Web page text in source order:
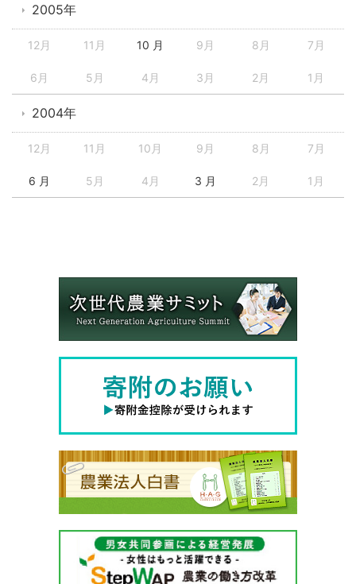
2005年
12月 11月 10 月 9月 8月 7月
6月 5月 4月 3月 2月 1月
2004年
12月 11月 10月 9月 8月 7月
6 月 5月 4月 3 月 2月 1月